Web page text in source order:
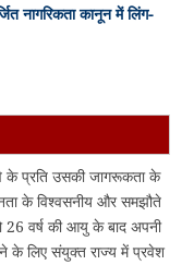
नागरिकता कानून में लिंग-
के प्रति उसकी जागरूकता के
के विश्वसनीय और समझौते
26 वर्ष की आयु के बाद अपनी
के लिए संयुक्त राज्य में प्रवेश